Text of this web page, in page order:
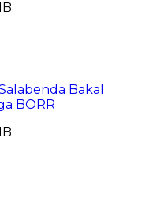
Bakal
BORR